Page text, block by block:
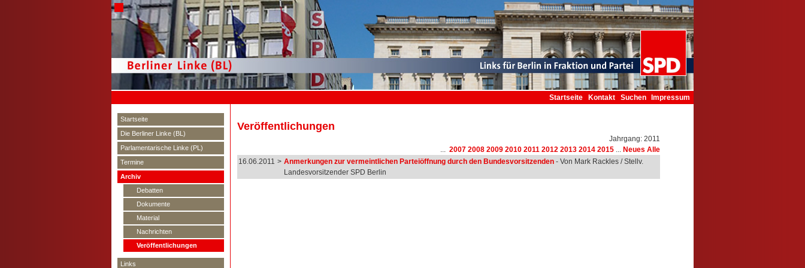
Startseite Kontakt Suchen Impressum
Veröffentlichungen
Jahrgang: 2011
2007 2008 2009 2010 2011 2012 2013 2014 2015 Neues Alle
16.06.2011
> Anmerkungen zur vermeintlichen Parteiöffnung durch den Bundesvorsitzenden - Von Mark Rackles / Stellv.
Landesvorsitzender SPD Berlin
Startseite
Die Berliner Linke (BL)
Parlamentarische Linke (PL)
Termine
Archiv
Debatten
Dokumente
Material
Nachrichten
Veröffentlichungen
Links